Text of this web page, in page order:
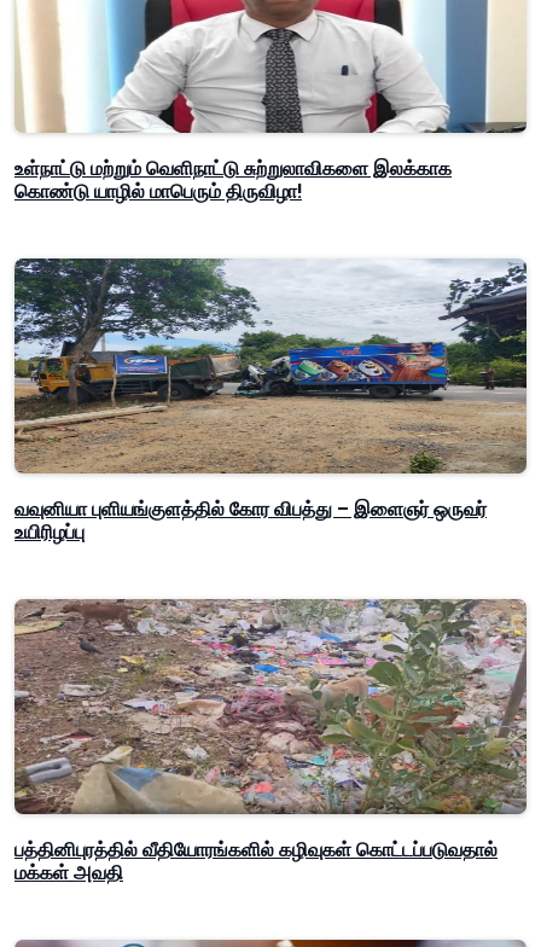
உள்நாட்டு மற்றும் வெளிநாட்டு சுற்றுலாவிகளை இலக்காக
கொண்டு யாழில் மாபெரும் திருவிழா!
வவுனியா புளியங்குளத்தில் கோர விபத்து – இளைஞர் ஒருவர்
உயிரிழப்பு
பத்தினிபுரத்தில் வீதியோரங்களில் கழிவுகள் கொட்டப்படுவதால்
மக்கள் அவதி